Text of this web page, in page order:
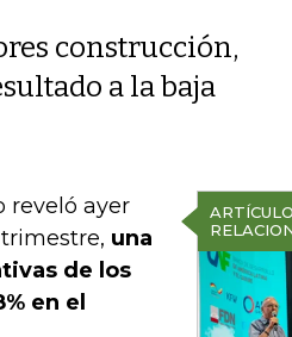
construcción,
a la baja
ARTÍCULO
reveló ayer
una
de los
en el